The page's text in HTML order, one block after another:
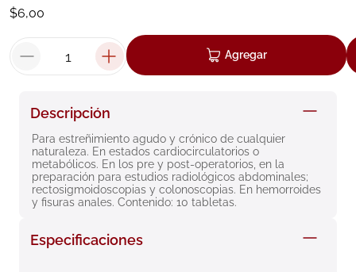
$6,00
Agregar
Descripción
Para estreñimiento agudo y crónico de cualquier
naturaleza. En estados cardiocirculatorios o
metabólicos. En los pre y post-operatorios, en la
preparación para estudios radiológicos abdominales;
rectosigmoidoscopias y colonoscopias. En hemorroides
y fisuras anales. Contenido: 10 tabletas.
Especificaciones
2.
3. pilexil
bioderma
6. degraler
7. isdin
8. roche posay
9. pañales
nivea